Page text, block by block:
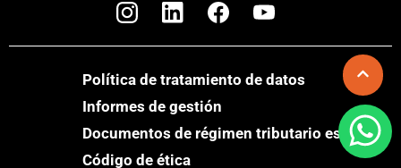
Política de tratamiento de datos
Informes de gestión
Documentos de régimen tributario especial
Código de ética